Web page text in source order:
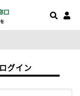
ログイン